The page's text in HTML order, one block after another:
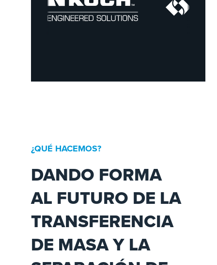
¿QUÉ HACEMOS?
DANDO FORMA
AL FUTURO DE LA
TRANSFERENCIA
DE MASA Y LA